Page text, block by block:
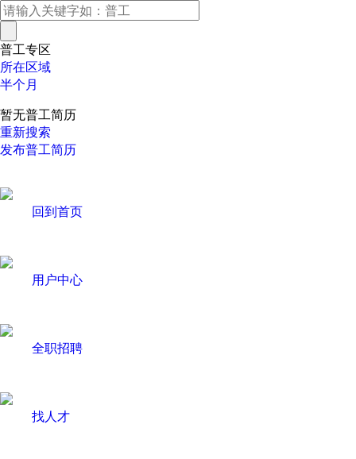
普工专区
所在区域
半个月
暂无普工简历
重新搜索
发布普工简历
回到首页
用户中心
全职招聘
找人才